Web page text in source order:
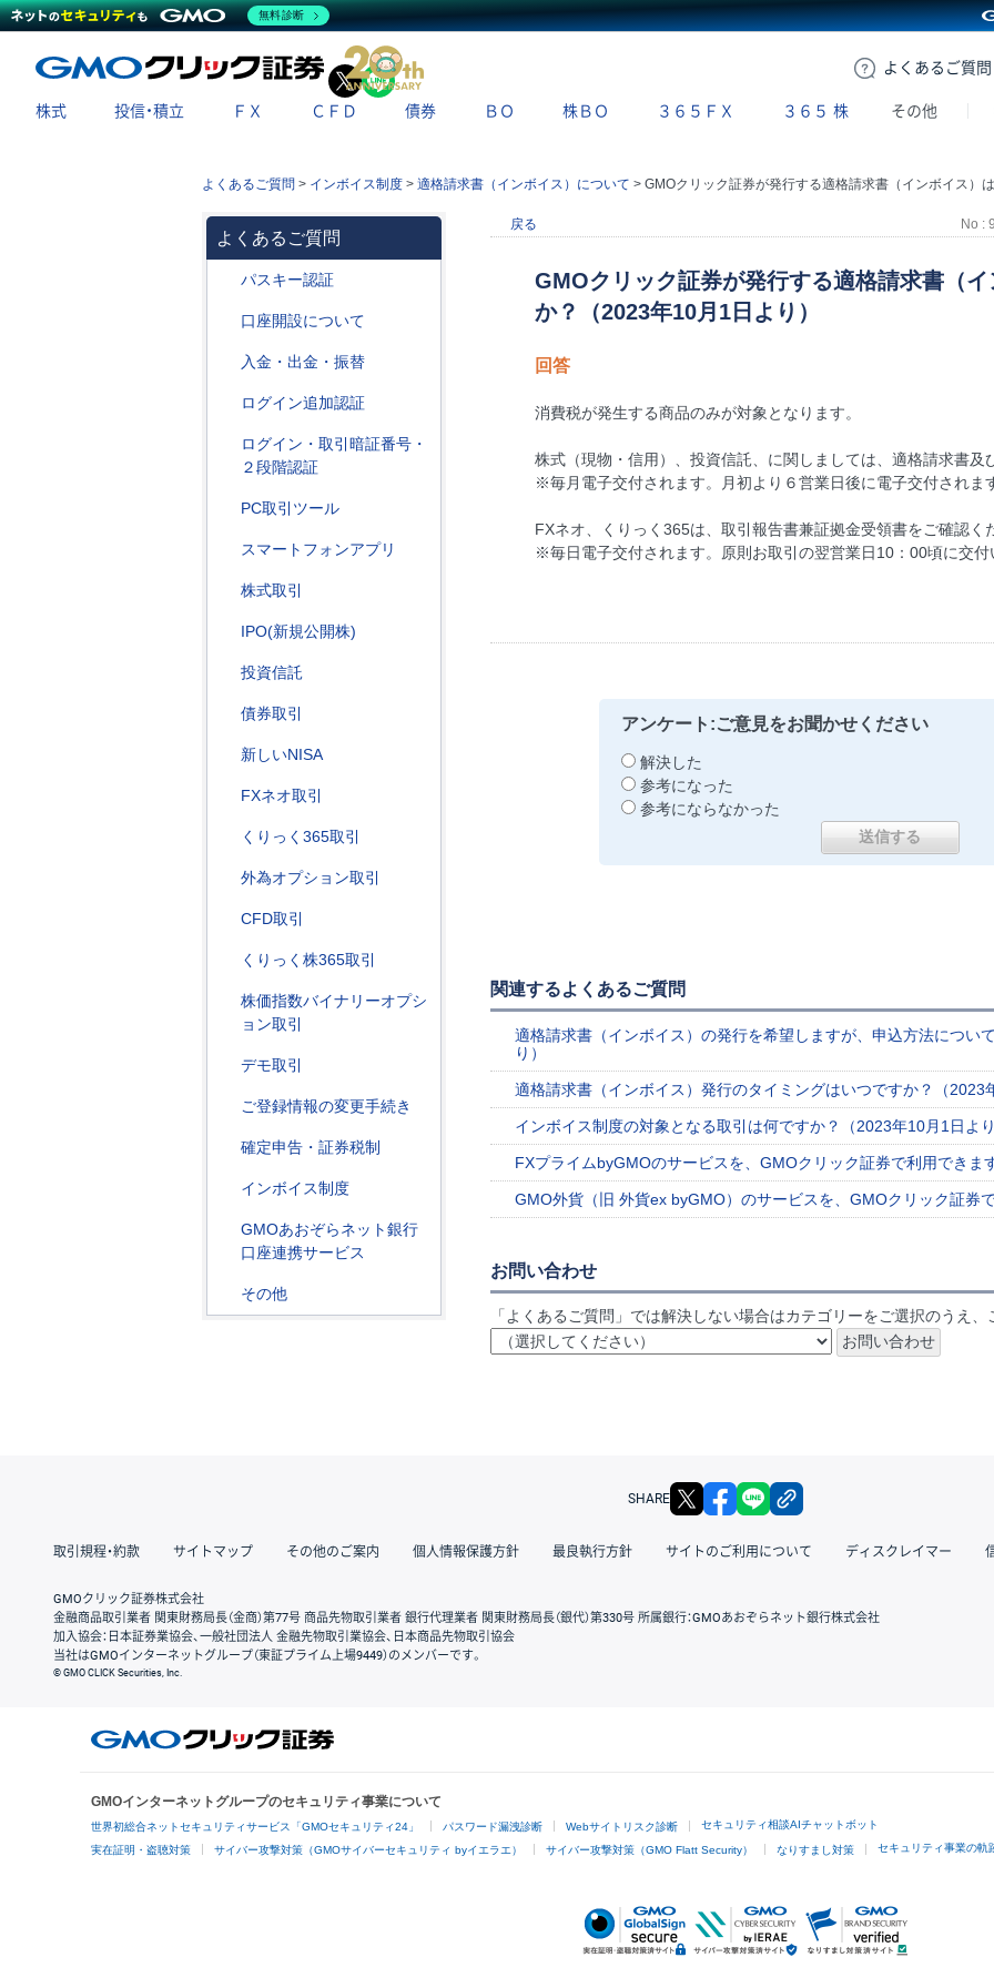
よくある ご質問
X
株式 投信・積立 ＦＸ ＣＦＤ 債券 ＢＯ 株ＢＯ ３６５ＦＸ ３６５ 株 その他
よくあるご質問 > インボイス制度 > 適格請求書（インボイス）について > GMOクリック証券が発行する適格請求書（インボイス）は何になりますか？（2023年10月1日より）
よくあるご質問
パスキー認証
口座開設について
入金・出金・振替
ログイン追加認証
ログイン・取引暗証番号・
２段階認証
PC取引ツール
スマートフォンアプリ
株式取引
IPO(新規公開株)
投資信託
債券取引
新しいNISA
FXネオ取引
くりっく365取引
外為オプション取引
CFD取引
くりっく株365取引
株価指数バイナリーオプシ
ョン取引
デモ取引
ご登録情報の変更手続き
確定申告・証券税制
インボイス制度
GMOあおぞらネット銀行
口座連携サービス
その他
戻る No :
GMOクリック証券が発行する適格請求書（
か？（2023年10月1日より）
回答
消費税が発生する商品のみが対象となります。
株式（現物・信用）、投資信託、に関しましては、適格請求書及
※毎月電子交付されます。月初より６営業日後に電子交付されま
FXネオ、くりっく365は、取引報告書兼証拠金受領書をご確認く
※毎日電子交付されます。原則お取引の翌営業日10：00頃に交付
アンケート:ご意見をお聞かせください
解決した
参考になった
参考にならなかった
関連するよくあるご質問
適格請求書（インボイス）の発行を希望しますが、申込方法につい
り）
適格請求書（インボイス）発行のタイミングはいつですか？（2023
インボイス制度の対象となる取引は何ですか？（2023年10月1日より
FXプライムbyGMOのサービスを、GMOクリック証券で利用できま
GMO外貨（旧 外貨ex byGMO）のサービスを、GMOクリック証券
お問い合わせ
「よくあるご質問」では解決しない場合はカテゴリーをご選択のうえ、
SHARE X facebook
取引規程・約款 サイトマップ その他のご案内 個人情報保護方針 最良執行方針 サイトのご利用について ディスクレイマー
GMOクリック証券株式会社
金融商品取引業者 関東財務局長（金商）第77号 商品先物取引業者 銀行代理業者 関東財務局長（銀代）第330号 所属銀行：GMOあおぞらネット銀行株式会社
加入協会：日本証券業協会、一般社団法人 金融先物取引業協会、日本商品先物取引協会
当社はGMOインターネットグループ（東証プライム上場9449）のメンバーです。
© GMO CLICK Securities, Inc.
GMOインターネットグループのセキュリティ事業について
世界初総合ネットセキュリティサービス「GMOセキュリティ24」 パスワード漏洩診断 Webサイトリスク診断 セキュリティ相談AIチャットボット
実在証明・盗聴対策 サイバー攻撃対策（GMOサイバーセキュリティ byイエラエ） サイバー攻撃対策（GMO Flatt Security） なりすまし対策 セキュリティ事業の軌
無料診断